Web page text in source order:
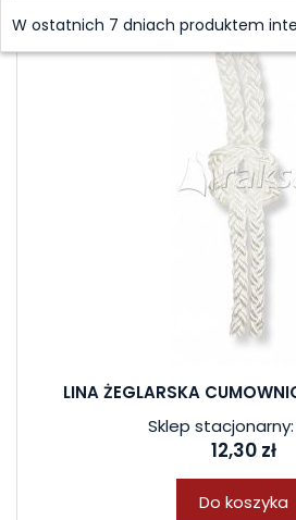
LINA ŻEGLARSKA
Sklep
12,30 zł
Do koszyka
W ostatnich 7 dniach produktem